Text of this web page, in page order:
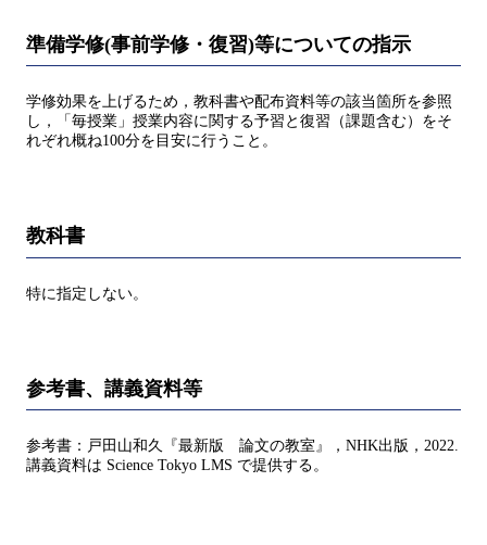
準備学修(事前学修・復習)等についての指示
学修効果を上げるため，教科書や配布資料等の該当箇所を参照
し，「毎授業」授業内容に関する予習と復習（課題含む）をそ
れぞれ概ね100分を目安に行うこと。
教科書
特に指定しない。
参考書、講義資料等
参考書：戸田山和久『最新版 論文の教室』，NHK出版，2022.
講義資料は Science Tokyo LMS で提供する。